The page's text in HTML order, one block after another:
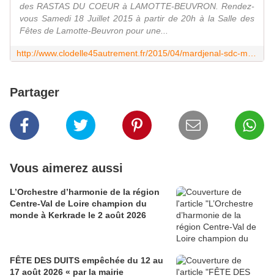
des RASTAS DU COEUR à LAMOTTE-BEUVRON. Rendez-
vous Samedi 18 Juillet 2015 à partir de 20h à la Salle des
Fêtes de Lamotte-Beuvron pour une...
Partager
Vous aimerez aussi
L’Orchestre d’harmonie de la région
Centre-Val de Loire champion du
monde à Kerkrade le 2 août 2026
FÊTE DES DUITS empêchée du 12 au
17 août 2026 « par la mairie